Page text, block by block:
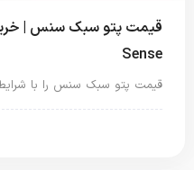
قیمت پتو سبک سنس |
Sense
قیمت پتو سبک سنس را با